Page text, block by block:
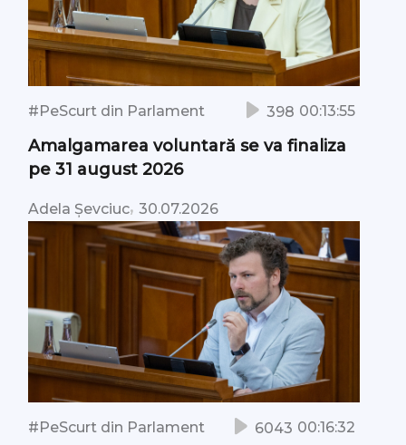
#PeScurt din Parlament 398 00:13:55
Amalgamarea voluntară se va finaliza
pe 31 august 2026
Adela Șevciuc, 30.07.2026
#PeScurt din Parlament 6043 00:16:32